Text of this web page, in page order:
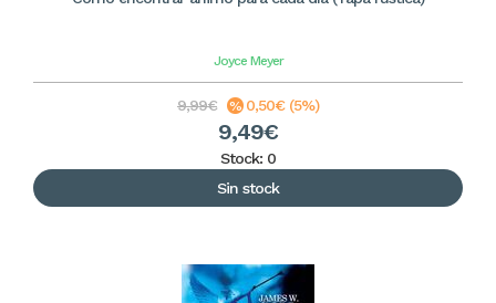
Joyce Meyer
9,99€ 0,50€ (5%)
9,49€
Stock: 0
Sin stock